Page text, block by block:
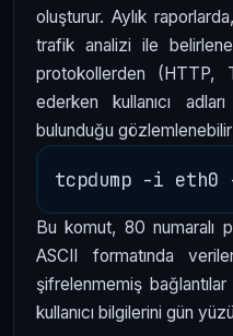
oluşturur. Aylık
trafik analizi ile
protokollerden (HTTP,
ederken kullanıcı
bulunduğu
Bu komut, 80 numaralı
ASCII formatında
şifrelenmemiş bağlantılar
kullanıcı bilgilerini gün